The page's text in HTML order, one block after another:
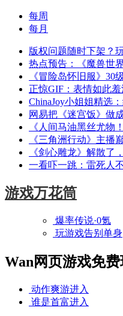
每周
每月
版权问题随时下架？
热点预告：《魔兽世
《冒险岛怀旧服》30
正惊GIF：表情如此
ChinaJoy小姐姐精选
网易把《迷宫饭》做
《人间马油黑丝尤物
《三角洲行动》主播
《剑心雕龙》解散了
一看吓一跳：雷死人
游戏万花筒
爆率传说·0氪
玩游戏告别单身
Wan网页游戏免费
动作爽游进入
谁是首富进入